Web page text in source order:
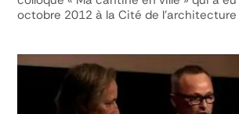
octobre 2012 à la Cité de